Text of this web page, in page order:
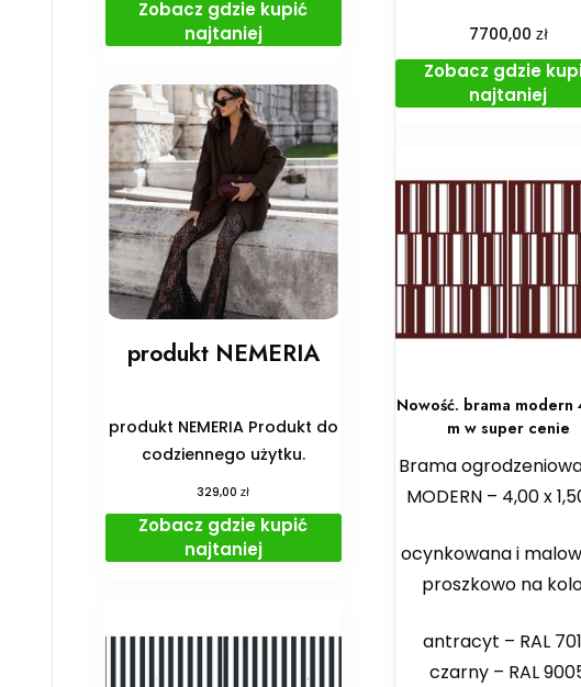
7700,00 zł
Zobacz gdzie
najtaniej
Nowość. brama modern
m w super cenie
Brama
MODERN – 4,00 x
ocynkowana i
proszkowo na
antracyt – RAL
czarny – RAL
Zobacz gdzie kupić
najtaniej
produkt NEMERIA
produkt NEMERIA Produkt do
codziennego użytku.
329,00zł
Zobacz gdzie kupić
najtaniej